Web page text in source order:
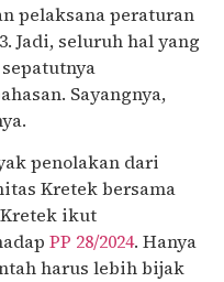
pelaksana peraturan
Jadi, seluruh hal yang
Sayangnya,
penolakan dari
Kretek bersama
ikut
PP 28/2024. Hanya
harus lebih bijak